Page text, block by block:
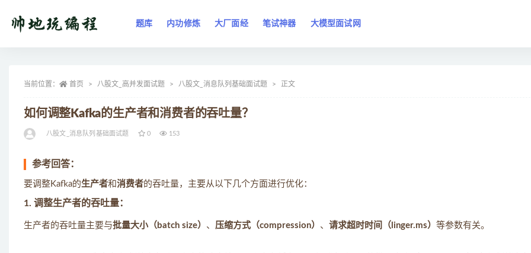
题库 内功修炼 大厂面经 笔试神器 大模型面试网
当前位置： 首页 八股文_高并发面试题 八股文_消息队列基础面试题 正文
如何调整Kafka的生产者和消费者的吞吐量？
八股文_消息队列基础面试题 0 153
参考回答：
要调整Kafka的生产者和消费者的吞吐量，主要从以下几个方面进行优化：
1. 调整生产者的吞吐量：
生产者的吞吐量主要与批量大小（batch size） 、 压缩方式（compression） 、 请求超时时间（linger.ms） 等参数有关。